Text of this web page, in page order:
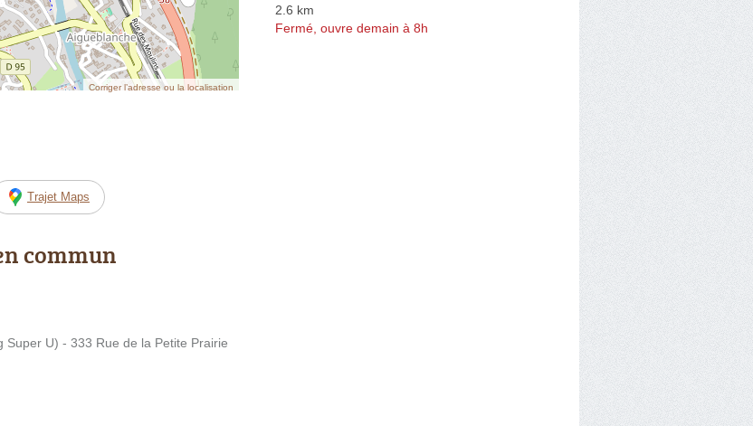
Corriger l’adresse ou la localisation
Trajet Maps
commun
U) - 333 Rue de la Petite Prairie
2.6 km
Fermé, ouvre demain à 8h